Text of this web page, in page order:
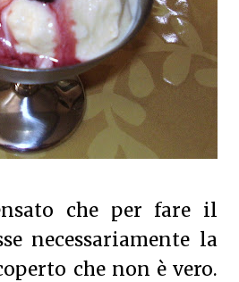
che per fare il
necessariamente la
che non è vero.